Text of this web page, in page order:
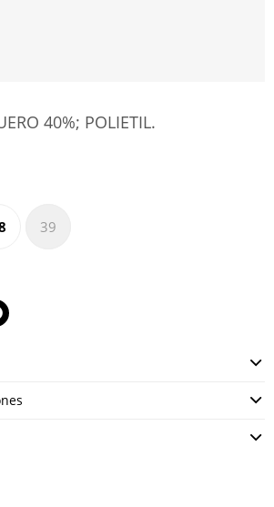
40%; POLIETIL.
39